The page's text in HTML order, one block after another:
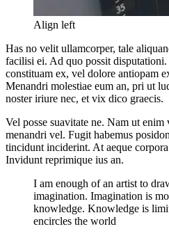
Align left
Has no velit ullamcorper, tale
facilisi ei. Ad quo possit
constituam ex, vel dolore antiopam
Menandri molestiae eum an, pri ut
noster iriure nec, et vix dico graecis.
Vel posse suavitate ne. Nam ut enim
menandri vel. Fugit habemus
tincidunt inciderint. At aeque corpora
Invidunt reprimique ius an.
I am enough of an artist to
imagination. Imagination is
knowledge. Knowledge is
encircles the world